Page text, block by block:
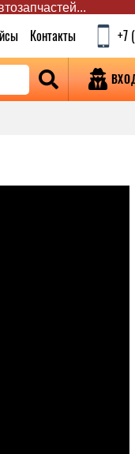
Контакты +7